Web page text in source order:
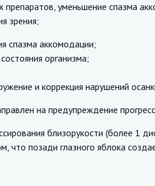
препаратов, уменьшение спазма
зрения;
спазма аккомодации;
организма;
и коррекция нарушений
на предупреждение
близорукости (более 1
что позади глазного яблока